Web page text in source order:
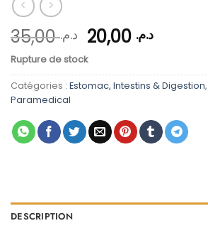
د.م.35,00 Le
prix
initial
était :
د.م.Le
actuel
est :
Rupture de stock
Catégories : Estomac, Intestins & Digestion,
Paramedical
DESCRIPTION